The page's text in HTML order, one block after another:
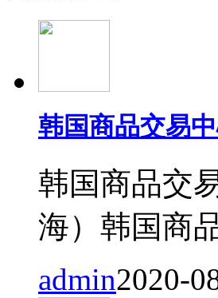
韩国商品交易
韩国商品交
海）韩国商
admin2020-